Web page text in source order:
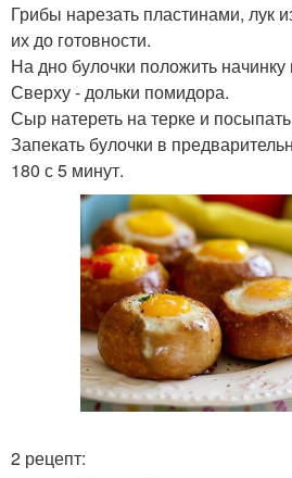
Грибы нарезать пластинами, лук
их до готовности.
На дно булочки положить начинку
Сверху - дольки помидора.
Сыр натереть на терке и
Запекать булочки в
180 с 5 минут.
2 рецепт: